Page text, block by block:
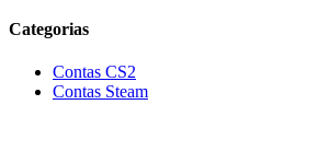
Categorias
Contas CS2
Contas Steam